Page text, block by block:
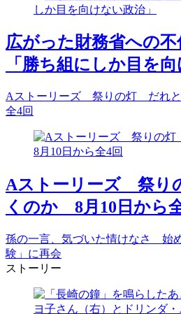
広がった財務省への
「勝ち組にしか目を向
Aストーリーズ 祭りの灯 だれ
全4回
Aストーリーズ 祭り
くのか 8月10日から
孫の一言、気づいた情けなさ 始
験」に再会
ストーリー